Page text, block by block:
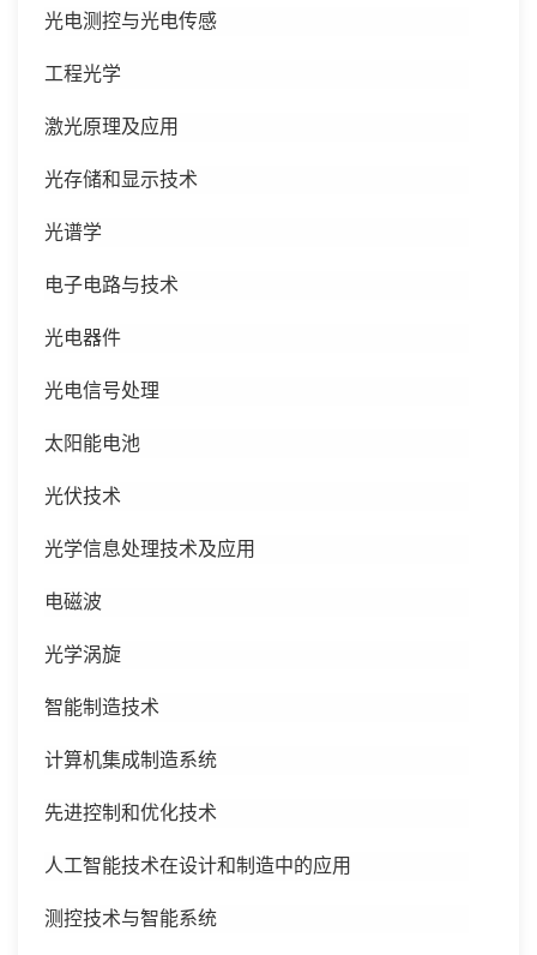
光电测控与光电传感
工程光学
激光原理及应用
光存储和显示技术
光谱学
电子电路与技术
光电器件
光电信号处理
太阳能电池
光伏技术
光学信息处理技术及应用
电磁波
光学涡旋
智能制造技术
计算机集成制造系统
先进控制和优化技术
人工智能技术在设计和制造中的应用
测控技术与智能系统